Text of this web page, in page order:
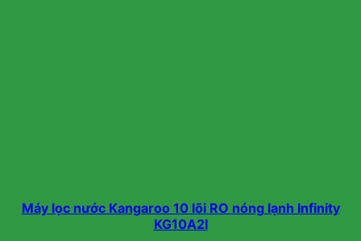
Máy lọc nước Kangaroo 10 lõi RO nóng lạnh Infinity
KG10A2I